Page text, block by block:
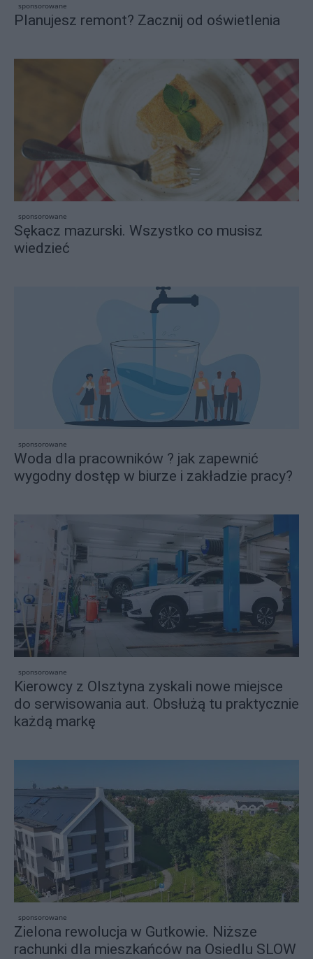
sponsorowane
Planujesz remont? Zacznij od oświetlenia
sponsorowane
Sękacz mazurski. Wszystko co musisz
wiedzieć
sponsorowane
Woda dla pracowników ? jak zapewnić
wygodny dostęp w biurze i zakładzie pracy?
sponsorowane
Kierowcy z Olsztyna zyskali nowe miejsce
do serwisowania aut. Obsłużą tu praktycznie
każdą markę
sponsorowane
Zielona rewolucja w Gutkowie. Niższe
rachunki dla mieszkańców na Osiedlu SLOW